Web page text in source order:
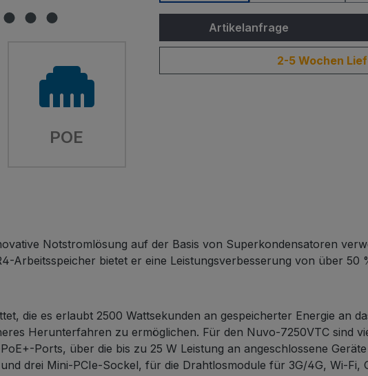
POE
Artikelanfrage
2-5 Wochen
Notstromlösung auf der Basis von Superkondensatoren
Arbeitsspeicher bietet er eine Leistungsverbesserung von über 50
die es erlaubt 2500 Wattsekunden an gespeicherter Energie an
Herunterfahren zu ermöglichen. Für den Nuvo-7250VTC sind
Ports, über die bis zu 25 W Leistung an angeschlossene
drei Mini-PCIe-Sockel, für die Drahtlosmodule für 3G/4G, Wi-Fi,